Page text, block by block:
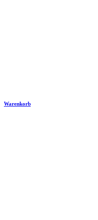
Warenkorb